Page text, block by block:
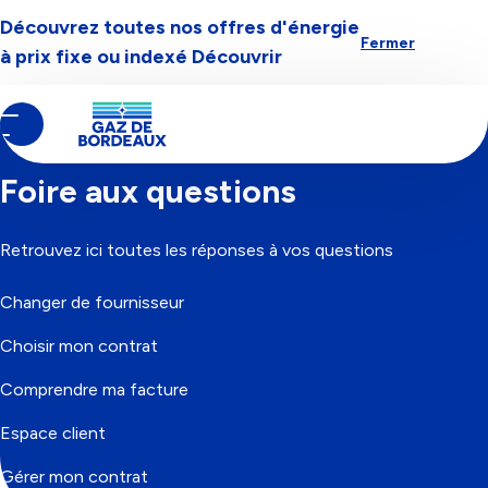
Aller à la navigation Aller au contenuAller au pied-de-page
Découvrez toutes nos offres d'énergie
à prix fixe ou indexé Découvrir
Fermer
Contenu
principal
d'Ariane
Accueil
Foire aux questions
Retrouvez ici toutes les réponses à vos questions
Changer de fournisseur
Choisir mon contrat
Comprendre ma facture
Espace client
Gérer mon contrat